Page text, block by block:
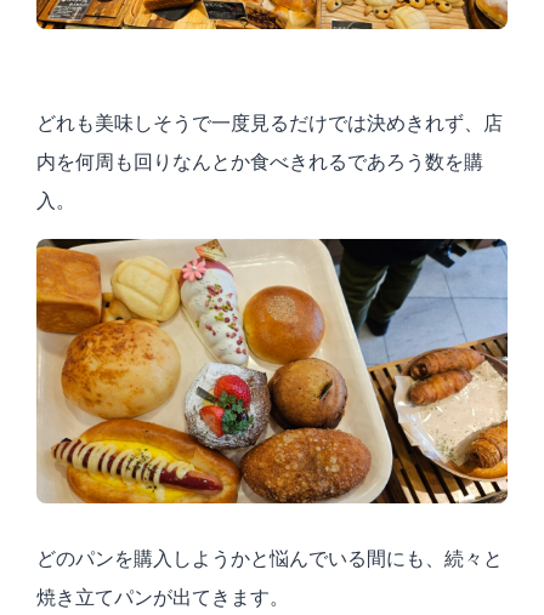
どれも美味しそうで一度見るだけでは決めきれず、店
内を何周も回りなんとか食べきれるであろう数を購
入。
どのパンを購入しようかと悩んでいる間にも、続々と
焼き立てパンが出てきます。